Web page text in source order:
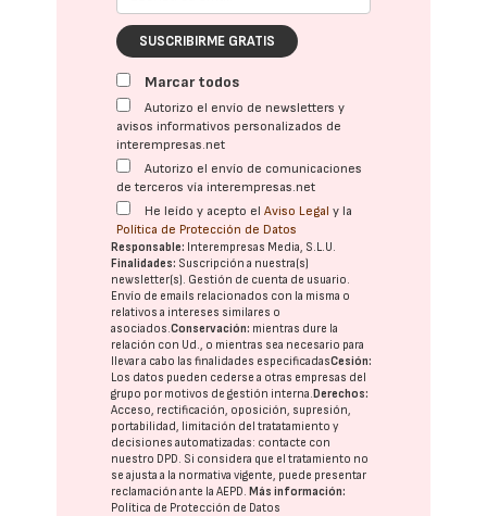
SUSCRIBIRME GRATIS
Marcar todos
Autorizo el envío de newsletters y
avisos informativos personalizados de
interempresas.net
Autorizo el envío de comunicaciones
de terceros vía interempresas.net
He leído y acepto elAviso Legal y la
Política de Protección de Datos
Responsable: Interempresas Media, S.L.U.
Finalidades: Suscripción a nuestra(s)
newsletter(s). Gestión de cuenta de usuario.
Envío de emails relacionados con la misma o
relativos a intereses similares o
asociados.Conservación: mientras dure la
relación con Ud., o mientras sea necesario para
llevar a cabo las finalidades especificadasCesión:
Los datos pueden cederse a otras empresas del
grupo por motivos de gestión interna.Derechos:
Acceso, rectificación, oposición, supresión,
portabilidad, limitación del tratatamiento y
decisiones automatizadas: contacte con
nuestro DPD. Si considera que el tratamiento no
se ajusta a la normativa vigente, puede presentar
reclamación ante laAEPD.Más información:
Política de Protección de Datos